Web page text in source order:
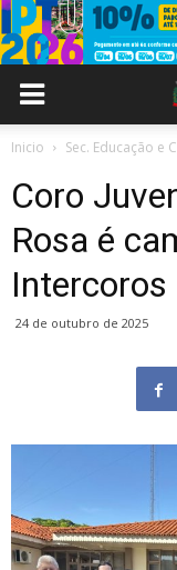
Inicio Sec. Educação e
Coro
Rosa é
Intercoros
24 de outubro de 2025